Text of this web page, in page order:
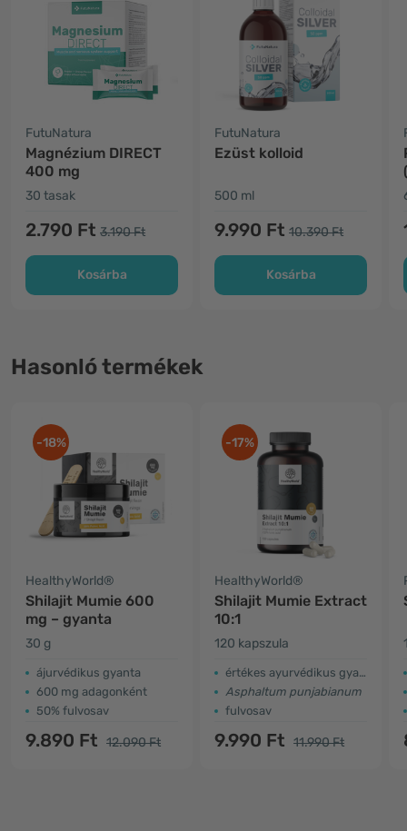
FutuNatura
Magnézium DIRECT
400 mg
30 tasak
2.790 Ft 3.190 Ft
Kosárba
FutuNatura
Ezüst kolloid
500 ml
9.990 Ft 10.390 Ft
Kosárba
Hasonló termékek
-18%
HealthyWorld®
Shilajit Mumie 600
mg – gyanta
30 g
ájurvédikus gyanta
600 mg adagonként
50% fulvosav
9.890 Ft 12.090 Ft
-17%
HealthyWorld®
Shilajit Mumie Extract
10:1
120 kapszula
értékes ayurvédikus gyanta
Asphaltum punjabianum
fulvosav
9.990 Ft 11.990 Ft